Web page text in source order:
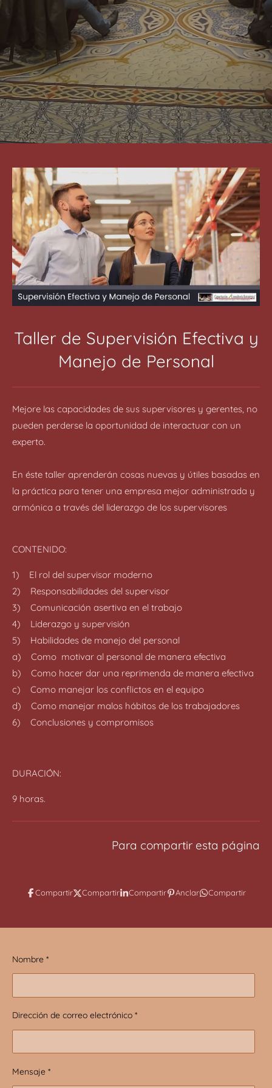
Taller de Supervisión Efectiva y
Manejo de Personal
Mejore las capacidades de sus supervisores y gerentes, no
pueden perderse la oportunidad de interactuar con un
experto.
En éste taller aprenderán cosas nuevas y útiles basadas en
la práctica para tener una empresa mejor administrada y
armónica a través del liderazgo de los supervisores
CONTENIDO:
1) El rol del supervisor moderno
2) Responsabilidades del supervisor
3) Comunicación asertiva en el trabajo
4) Liderazgo y supervisión
5) Habilidades de manejo del personal
a) Como motivar al personal de manera efectiva
b) Como hacer dar una reprimenda de manera efectiva
c) Como manejar los conflictos en el equipo
d) Como manejar malos hábitos de los trabajadores
6) Conclusiones y compromisos
DURACIÓN:
9 horas.
Para compartir esta página
Compartir Compartir Compartir Anclar Compartir
Nombre *
Dirección de correo electrónico *
Mensaje *